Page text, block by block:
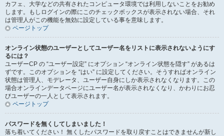
カフェ、大学などの共有されたコンピュータ環境では利用しないことをお勧め
します。もしログインの際にこのチェックボックスが表示されない場合、それ
は管理人がこの機能を無効に設定している事を意味します。
ページトップ
オンライン状態のユーザーとしてユーザー名をリストに表示されないようにす
るには？
ユーザーCP の “ユーザー設定” にオプション “オンライン状態を隠す” があるは
ずです。このオプションを “はい” に設定してください。そうすればオンライン
状態は管理人、モデレータ、ユーザー自身にしか表示されなくなります。この
場合オンラインデータページにユーザー名が表示されなくなり、かわりにお忍
びユーザーの一人として表示されます。
ページトップ
パスワードを無くしてしまいました！
落ち着いてください！ 無くしたパスワードを取り戻すことはできませんが新し